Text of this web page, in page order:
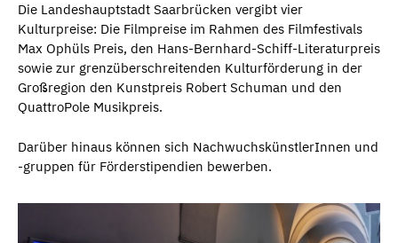
Die Landeshauptstadt Saarbrücken vergibt vier
Kulturpreise: Die Filmpreise im Rahmen des Filmfestivals
Max Ophüls Preis, den Hans-Bernhard-Schiff-Literaturpreis
sowie zur grenzüberschreitenden Kulturförderung in der
Großregion den Kunstpreis Robert Schuman und den
QuattroPole Musikpreis.
Darüber hinaus können sich NachwuchskünstlerInnen und
-gruppen für Förderstipendien bewerben.